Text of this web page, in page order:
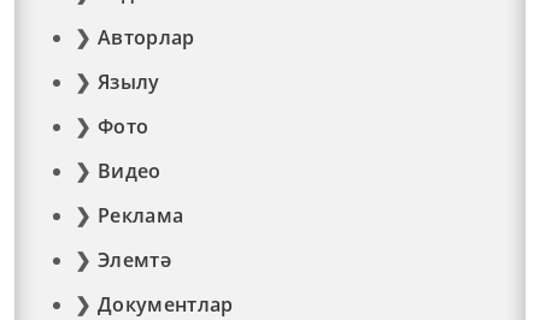
Авторлар
Язылу
Фото
Видео
Реклама
Элемтә
Документлар